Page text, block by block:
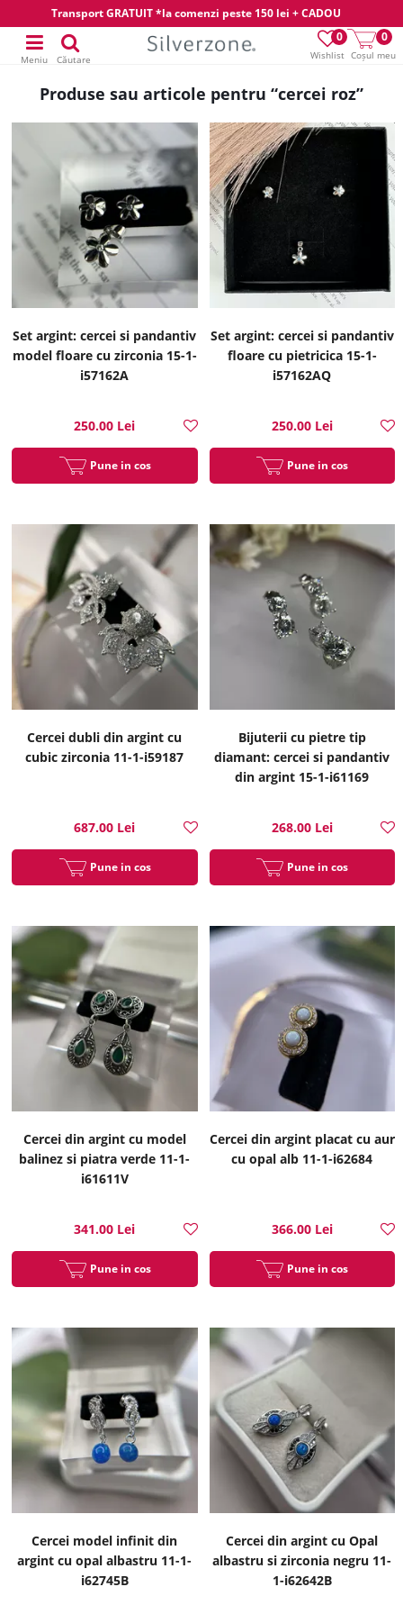
Transport GRATUIT *la comenzi peste 150 lei + CADOU
Wishlist
0
Coșul meu
0
Meniu Căutare
Produse sau articole pentru “cercei roz”
Set argint: cercei si pandantiv
model floare cu zirconia 15-1-
i57162A
250.00 Lei
Pune in cos
Set argint: cercei si pandantiv
floare cu pietricica 15-1-
i57162AQ
250.00 Lei
Pune in cos
Cercei dubli din argint cu
cubic zirconia 11-1-i59187
687.00 Lei
Pune in cos
Bijuterii cu pietre tip
diamant: cercei si pandantiv
din argint 15-1-i61169
268.00 Lei
Pune in cos
Cercei din argint cu model
balinez si piatra verde 11-1-
i61611V
341.00 Lei
Pune in cos
Cercei din argint placat cu aur
cu opal alb 11-1-i62684
366.00 Lei
Pune in cos
Cercei model infinit din
argint cu opal albastru 11-1-
i62745B
Cercei din argint cu Opal
albastru si zirconia negru 11-
1-i62642B